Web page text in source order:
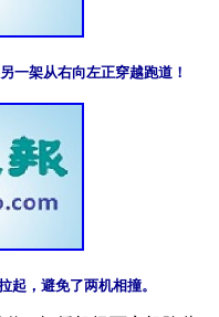
一架从右向左正穿越跑道！
起，避免了两机相撞。